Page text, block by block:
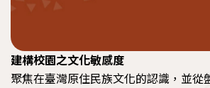
建構校園之文化敏感度
聚焦在臺灣原住民族文化的認識，並從